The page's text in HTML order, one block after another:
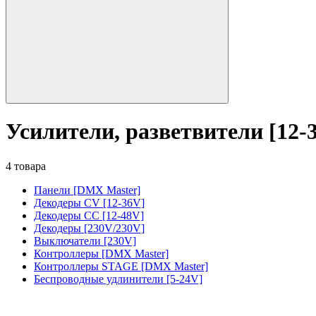
Усилители, разветвители [12-
4 товара
Панели [DMX Master]
Декодеры CV [12-36V]
Декодеры CC [12-48V]
Декодеры [230V/230V]
Выключатели [230V]
Контроллеры [DMX Master]
Контроллеры STAGE [DMX Master]
Беспроводные удлинители [5-24V]